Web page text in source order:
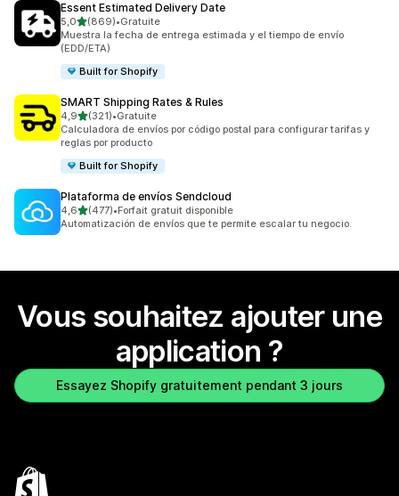
Essent Estimated Delivery Date
5,0étoile(s) sur 5
(869)
869 avis au total
•Gratuite
Muestra la fecha de entrega estimada y el tiempo de envío
(EDD/ETA)
Built for Shopify
SMART Shipping Rates & Rules
4,9étoile(s) sur 5
(321)
321 avis au total
•Gratuite
Calculadora de envíos por código postal para configurar tarifas y
reglas por producto
Built for Shopify
Plataforma de envíos Sendcloud
4,6étoile(s) sur 5
(477)
477 avis au total
•Forfait gratuit disponible
Automatización de envíos que te permite escalar tu negocio.
Vous souhaitez ajouter une
application ?
Essayez Shopify gratuitement pendant 3 jours